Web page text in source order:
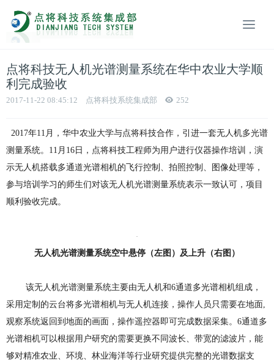
点将科技无人机光谱测量系统在华中农业大学顺
利完成验收
2017-11-22 08:45:12 点将科技系统集成部 252
2017年11月，华中农业大学与点将科技合作，引进一套无人机多光谱
测量系统。11月16日，点将科技工程师为用户进行仪器操作培训，演
示无人机搭载多通道光谱相机的飞行控制、拍照控制、图像处理等，
参与培训学习的师生们对该无人机光谱测量系统表示一致认可，项目
顺利验收完成。
无人机光谱测量系统空中悬停（左图）及上升（右图）
该无人机光谱测量系统主要由无人机和6通道多光谱相机组成，
采用定制的云台将多光谱相机与无人机连接，操作人员只需要在地面,
观察系统返回到地面的画面，操作遥控器即可完成数据采集。6通道多
光谱相机可以根据用户研究的需要更换不同波长、带宽的滤波片，能
够对精准农业、环境、林业海洋等行业研究提供完整的光谱数据支